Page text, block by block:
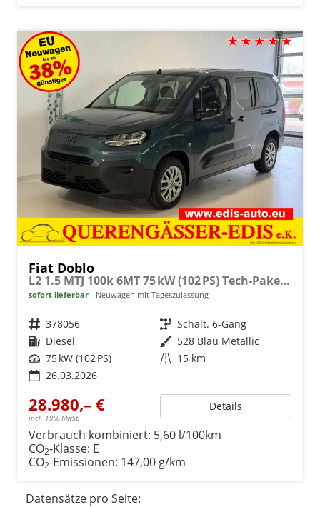
Fiat Doblo
L2 1.5 MTJ 100k 6MT 75 kW (102 PS) Tech-Paket, Komfort-Paket, Lenkradheizung, Sitzheizung, 2-Zonen-Klimaautomatik, Rückfahrkamera, Navigationssystem, Android Auto, Apple CarPlay, DAB, Schiebetüren L+R, 16 Zoll Stahlfelgen, uvm.
sofort lieferbar Neuwagen mit Tageszulassung
Fahrzeugnr. 378056 Getriebe Schalt. 6-Gang
Kraftstoff Diesel Außenfarbe 528 Blau Metallic
Leistung 75 kW (102 PS) Kilometerstand 15 km
26.03.2026
28.980,– €
incl. 19% MwSt.
Details
Verbrauch kombiniert: 5,60 l/100km
CO2-Klasse: E
CO2-Emissionen: 147,00 g/km
Datensätze pro Seite: